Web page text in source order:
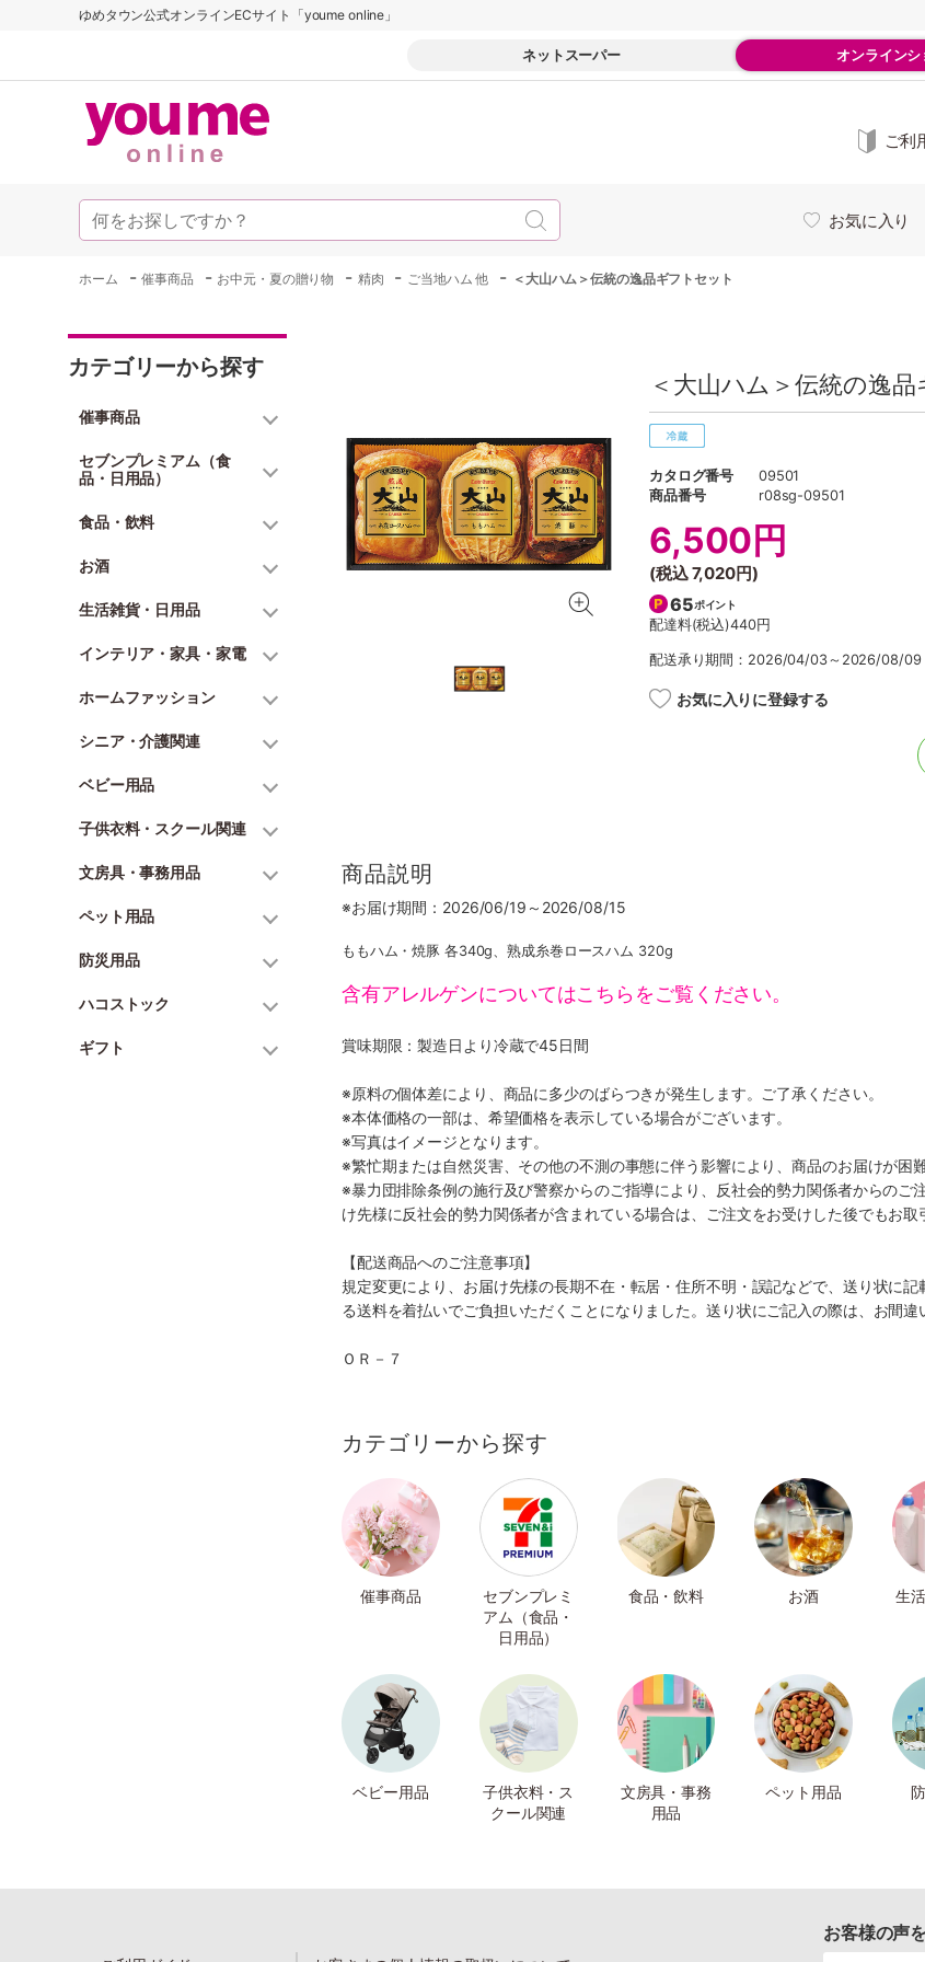
ゆめタウン公式オンラインECサイト「youme online」
ネットスーパー オンラインシ
ご利
お気に入り
ホーム -催事商品 - お中元・夏の贈り物 - 精肉 - ご当地ハム 他 - ＜大山ハム＞伝統の逸品ギフトセット
カテゴリーから探す
催事商品
セブンプレミアム（食
品・日用品）
食品・飲料
お酒
生活雑貨・日用品
インテリア・家具・家電
ホームファッション
シニア・介護関連
ベビー用品
子供衣料・スクール関連
文房具・事務用品
ペット用品
防災用品
ハコストック
ギフト
＜大山ハム＞伝統の逸
カタログ番号
09501
商品番号
r08sg-09501
6,500円
(税込7,020円)
65ポイント
配達料(税込)440円
配送承り期間：2026/04/03～2026/08/09
お気に入りに登録する
商品説明
※お届け期間：2026/06/19～2026/08/15
ももハム・焼豚 各340g、熟成糸巻ロースハム 320g
含有アレルゲンについてはこちらをご覧ください。
賞味期限：製造日より冷蔵で45日間
※原料の個体差により、商品に多少のばらつきが発生します。ご了承ください。
※本体価格の一部は、希望価格を表示している場合がございます。
※写真はイメージとなります。
※繁忙期または自然災害、その他の不測の事態に伴う影響により、商品のお届けが困
※暴力団排除条例の施行及び警察からのご指導により、反社会的勢力関係者からの
け先様に反社会的勢力関係者が含まれている場合は、ご注文をお受けした後でもお
【配送商品へのご注意事項】
規定変更により、お届け先様の長期不在・転居・住所不明・誤記などで、送り状に
る送料を着払いでご負担いただくことになりました。送り状にご記入の際は、お間違
ＯＲ－７
カテゴリーから探す
催事商品
セブンプレミ
アム（食品・
日用品）
食品・飲料 お酒
生
ベビー用品
子供衣料・ス
クール関連
文房具・事務
用品
ペット用品
お客様の声